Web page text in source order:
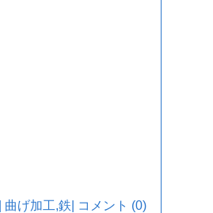
曲げ加工,鉄 コメント (0)